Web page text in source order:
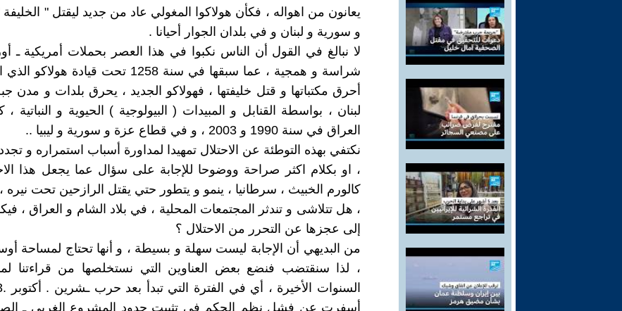
يعانون من اهواله ، فكأن هولاكوا المغولي عاد من جديد ليقتل "
و سورية و لبنان و في بلدان الجوار أحيانا .
لا نبالغ في القول أن الناس نكبوا في هذا العصر بحملات أمريكية ـ
شراسة و همجية ، عما سبقها في سنة 1258 تحت قيادة
أحرق مكتباتها و قتل خليفتها ، فهولاكو الجديد ، يحرق بلدات و
لبنان ، بواسطة القنابل و المبيدات ( البيولوجية ) الحيوية و
العراق في سنة 1990 و 2003 ، و في قطاع عزة و سورية و ليبيا ..
نكتفي بهذه التوطئة عن الاحتلال تمهيدا لمداورة أسباب استمراره و
، او بكلام اكثر صراحة ووضوحا للإجابة على سؤال عما يجعل هذا
كالورم الخبيث ، سرطانيا ، ينمو و يتطور حتي يقتل الرازحين تحت نيره
، هل تتلاشى و تندثر المجتمعات المحلية ، في بلاد الشام و العراق ،
إلى عجزها عن التحرر من الاحتلال ؟
من البديهي أن الإجابة ليست سهلة و بسيطة ، و أنها تحتاج لمساحة
، لذا سنقتضب فنضع بعض العناوين التي نستخلصها من قراءتنا
أسفرت عن فشل نظم الحكم في تثبيت حدود المشروع الغربي ـ